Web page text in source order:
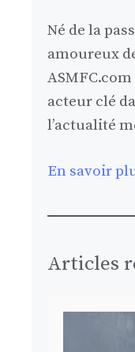
Né de la
amoureux
acteur clé
l’actualité
En savoir
Articles